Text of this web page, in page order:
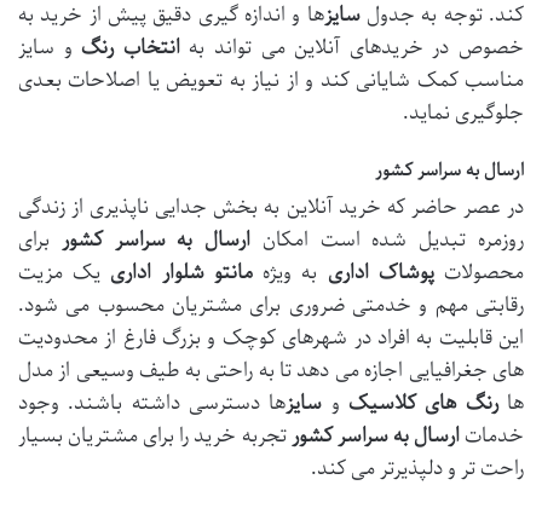
کند. توجه به جدولسایزها و اندازه گیری دقیق پیش از خرید به
خصوص در خریدهای آنلاین می تواند بهانتخاب رنگو سایز
مناسب کمک شایانی کند و از نیاز به تعویض یا اصلاحات بعدی
جلوگیری نماید.
ارسال به سراسر کشور
در عصر حاضر که خرید آنلاین به بخش جدایی ناپذیری از زندگی
روزمره تبدیل شده است امکان ارسال به سراسر کشور برای
محصولاتپوشاک اداری به ویژهمانتو شلوار اداری یک مزیت
رقابتی مهم و خدمتی ضروری برای مشتریان محسوب می شود.
این قابلیت به افراد در شهرهای کوچک و بزرگ فارغ از محدودیت
های جغرافیایی اجازه می دهد تا به راحتی به طیف وسیعی از مدل
هارنگ های کلاسیکو سایزها دسترسی داشته باشند. وجود
خدماتارسال به سراسر کشورتجربه خرید را برای مشتریان بسیار
راحت تر و دلپذیرتر می کند.